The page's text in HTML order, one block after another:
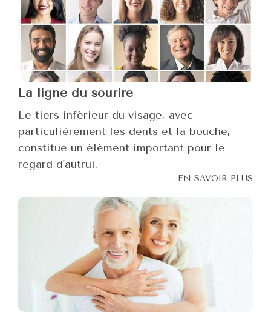
La ligne du sourire
Le tiers inférieur du visage, avec
particulièrement les dents et la bouche,
constitue un élément important pour le
regard d'autrui.
EN SAVOIR PLUS